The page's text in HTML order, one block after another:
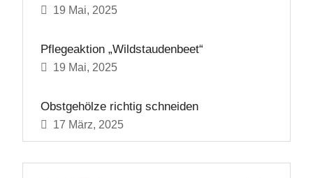
19 Mai, 2025
Pflegeaktion „Wildstaudenbeet“
19 Mai, 2025
Obstgehölze richtig schneiden
17 März, 2025